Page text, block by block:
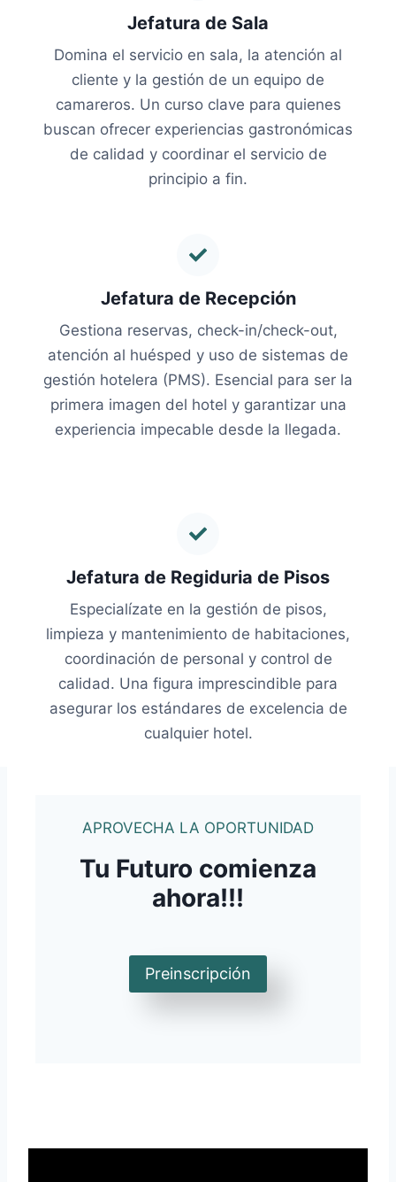
Jefatura de Sala
Domina el servicio en sala, la atención al
cliente y la gestión de un equipo de
camareros. Un curso clave para quienes
buscan ofrecer experiencias gastronómicas
de calidad y coordinar el servicio de
principio a fin.
Jefatura de Recepción
Gestiona reservas, check-in/check-out,
atención al huésped y uso de sistemas de
gestión hotelera (PMS). Esencial para ser la
primera imagen del hotel y garantizar una
experiencia impecable desde la llegada.
Jefatura de Regiduria de Pisos
Especialízate en la gestión de pisos,
limpieza y mantenimiento de habitaciones,
coordinación de personal y control de
calidad. Una figura imprescindible para
asegurar los estándares de excelencia de
cualquier hotel.
APROVECHA LA OPORTUNIDAD
Tu Futuro comienza
ahora!!!
Preinscripción